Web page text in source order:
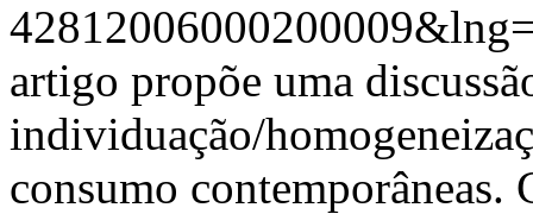
artigo propõe uma
individuação/
consumo